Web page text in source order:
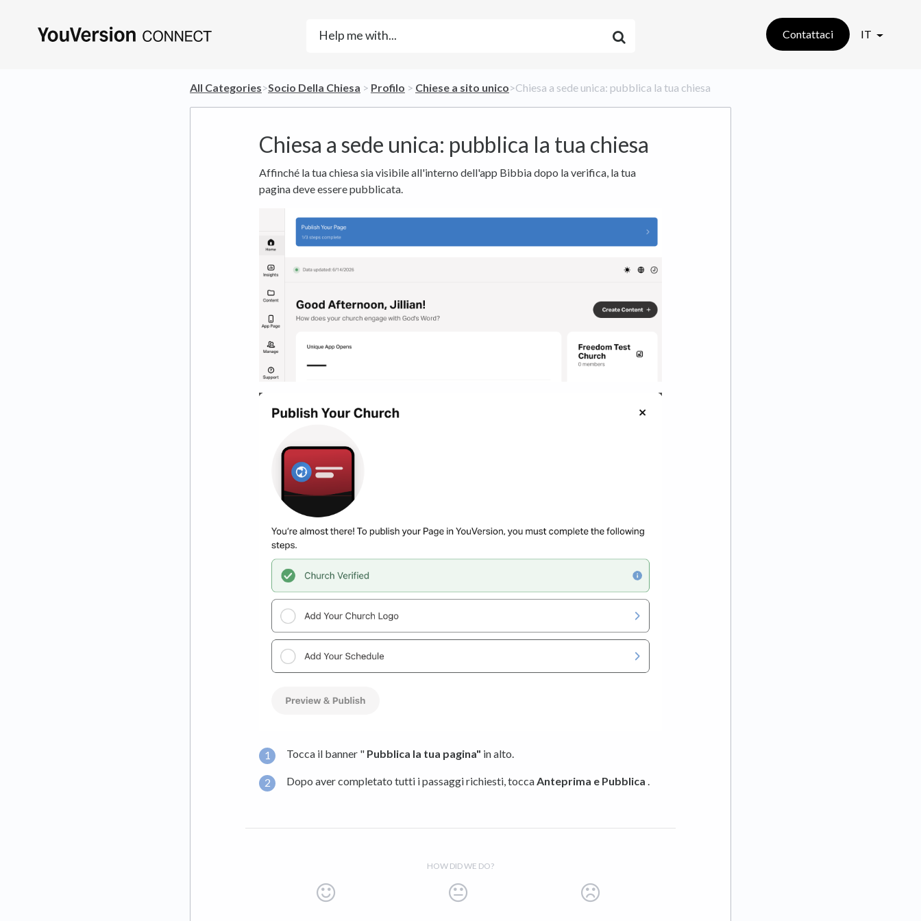
Contattaci IT
All Categories​>​​Socio Della Chiesa ​ > ​ ​Profilo ​ > ​ ​Chiese a sito unico​>​ Chiesa a sede unica: pubblica la tua chiesa
Chiesa a sede unica: pubblica la tua chiesa
Affinché la tua chiesa sia visibile all'interno dell'app Bibbia dopo la verifica, la tua
pagina deve essere pubblicata.
Tocca il banner " Pubblica la tua pagina" in alto.
Dopo aver completato tutti i passaggi richiesti, tocca Anteprima e Pubblica
HOW DID WE DO?